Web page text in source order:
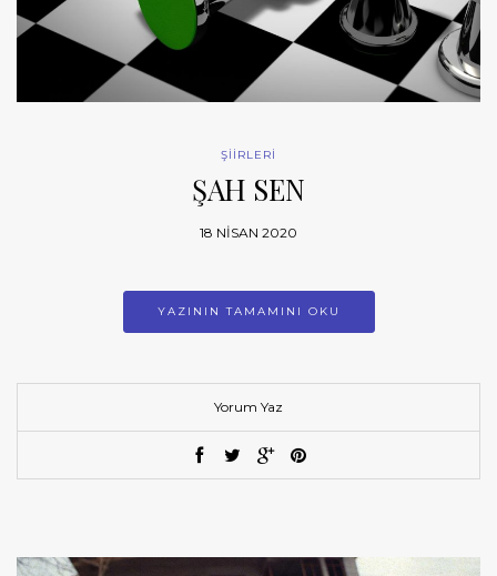
ŞİİRLERİ
ŞAH SEN
18 NISAN 2020
YAZININ TAMAMINI OKU
Yorum Yaz